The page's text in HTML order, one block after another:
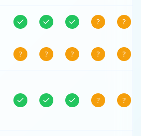
? ?
? ? ? ? ?
? ?